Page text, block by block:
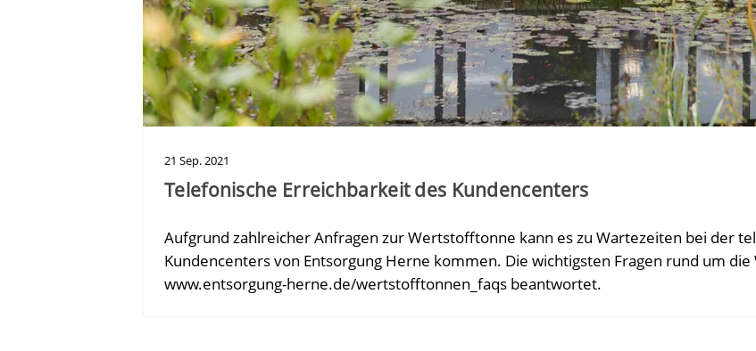
21 Sep.2021
Telefonische Erreichbarkeit des Kundencenters
Aufgrund zahlreicher Anfragen zur Wertstofftonne kann es zu Wartezeiten bei der
Kundencenters von Entsorgung Herne kommen. Die wichtigsten Fragen rund um
www.entsorgung-herne.de/wertstofftonnen_faqs beantwortet.